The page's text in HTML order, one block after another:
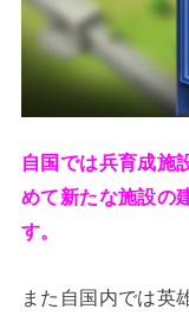
自国では兵育成施
めて新たな施設の
す。
また自国内では英